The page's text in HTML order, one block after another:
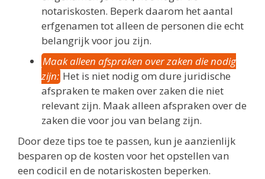
notariskosten. Beperk daarom het aantal
erfgenamen tot alleen de personen die echt
belangrijk voor jou zijn.
Maak alleen afspraken over zaken die nodig
zijn: Het is niet nodig om dure juridische
afspraken te maken over zaken die niet
relevant zijn. Maak alleen afspraken over de
zaken die voor jou van belang zijn.
Door deze tips toe te passen, kun je aanzienlijk
besparen op de kosten voor het opstellen van
een codicil en de notariskosten beperken.